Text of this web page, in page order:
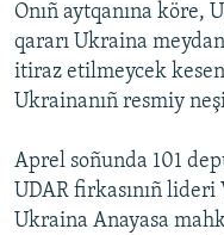
Onıñ aytqanına köre,
qararı Ukraina
itiraz etilmeycek
Ukrainanıñ resmiy
Aprel soñunda 101
UDAR firkasınıñ
Ukraina Anayasa